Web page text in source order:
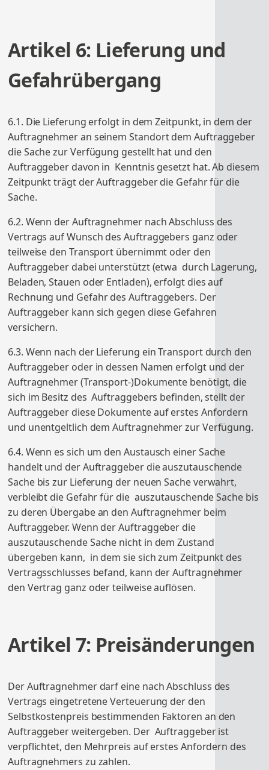
Artikel 6: Lieferung und
Gefahrübergang
6.1. Die Lieferung erfolgt in dem Zeitpunkt, in dem der
Auftragnehmer an seinem Standort dem Auftraggeber
die Sache zur Verfügung gestellt hat und den
Auftraggeber davon in Kenntnis gesetzt hat. Ab diesem
Zeitpunkt trägt der Auftraggeber die Gefahr für die
Sache.
6.2. Wenn der Auftragnehmer nach Abschluss des
Vertrags auf Wunsch des Auftraggebers ganz oder
teilweise den Transport übernimmt oder den
Auftraggeber dabei unterstützt (etwa durch Lagerung,
Beladen, Stauen oder Entladen), erfolgt dies auf
Rechnung und Gefahr des Auftraggebers. Der
Auftraggeber kann sich gegen diese Gefahren
versichern.
6.3. Wenn nach der Lieferung ein Transport durch den
Auftraggeber oder in dessen Namen erfolgt und der
Auftragnehmer (Transport-)Dokumente benötigt, die
sich im Besitz des Auftraggebers befinden, stellt der
Auftraggeber diese Dokumente auf erstes Anfordern
und unentgeltlich dem Auftragnehmer zur Verfügung.
6.4. Wenn es sich um den Austausch einer Sache
handelt und der Auftraggeber die auszutauschende
Sache bis zur Lieferung der neuen Sache verwahrt,
verbleibt die Gefahr für die auszutauschende Sache bis
zu deren Übergabe an den Auftragnehmer beim
Auftraggeber. Wenn der Auftraggeber die
auszutauschende Sache nicht in dem Zustand
übergeben kann, in dem sie sich zum Zeitpunkt des
Vertragsschlusses befand, kann der Auftragnehmer
den Vertrag ganz oder teilweise auflösen.
Artikel 7: Preisänderungen
Der Auftragnehmer darf eine nach Abschluss des
Vertrags eingetretene Verteuerung der den
Selbstkostenpreis bestimmenden Faktoren an den
Auftraggeber weitergeben. Der Auftraggeber ist
verpflichtet, den Mehrpreis auf erstes Anfordern des
Auftragnehmers zu zahlen.